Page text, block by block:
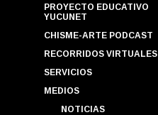
PROYECTO EDUCATIVO
YUCUNET
CHISME-ARTE PODCAST
RECORRIDOS VIRTUALES
SERVICIOS
MEDIOS
NOTICIAS